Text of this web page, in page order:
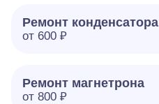
Ремонт конденсатора
от 600 ₽
Ремонт магнетрона
от 800 ₽